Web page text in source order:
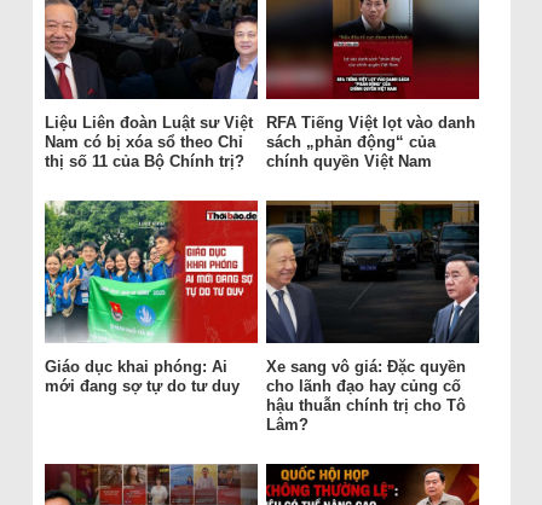
Liệu Liên đoàn Luật sư Việt
Nam có bị xóa sổ theo Chỉ
thị số 11 của Bộ Chính trị?
RFA Tiếng Việt lọt vào danh
sách „phản động“ của
chính quyền Việt Nam
Giáo dục khai phóng: Ai
mới đang sợ tự do tư duy
Xe sang vô giá: Đặc quyền
cho lãnh đạo hay củng cố
hậu thuẫn chính trị cho Tô
Lâm?